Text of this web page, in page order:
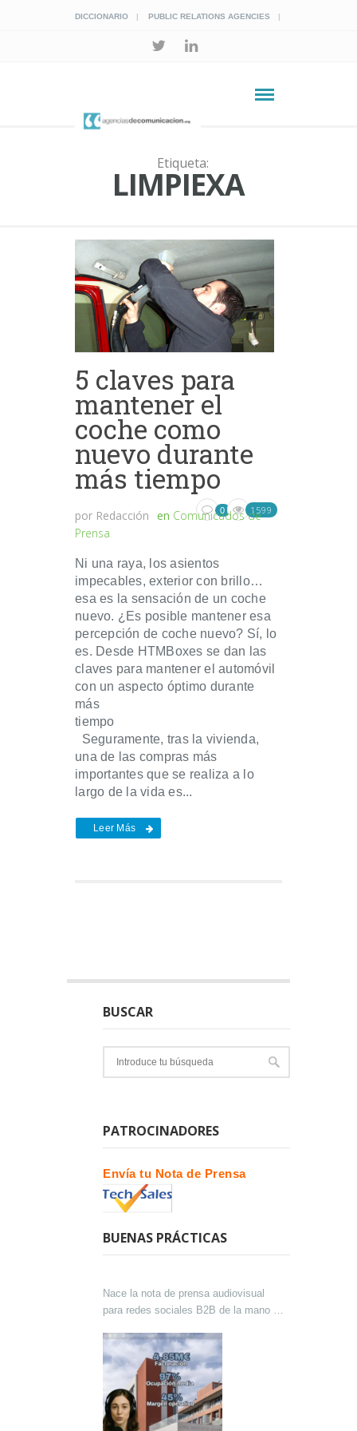
DICCIONARIO PUBLIC RELATIONS AGENCIES
Etiqueta:
LIMPIEXA
5 claves para
mantener el
coche como
nuevo durante
más tiempo
por Redacción en Comunicados de
Prensa
0 1599
Ni una raya, los asientos
impecables, exterior con brillo…
esa es la sensación de un coche
nuevo. ¿Es posible mantener esa
percepción de coche nuevo? Sí, lo
es. Desde HTMBoxes se dan las
claves para mantener el automóvil
con un aspecto óptimo durante
más
Seguramente, tras la vivienda,
una de las compras más
importantes que se realiza a lo
largo de la vida es...
Leer Más
BUSCAR
PATROCINADORES
Envía tu Nota de Prensa
BUENAS PRÁCTICAS
Nace la nota de prensa audiovisual
para redes sociales B2B de la mano de